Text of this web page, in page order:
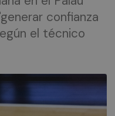
confianza
el técnico